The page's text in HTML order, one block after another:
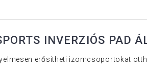
INVERZIÓS PAD
erősítheti izomcsoportokat